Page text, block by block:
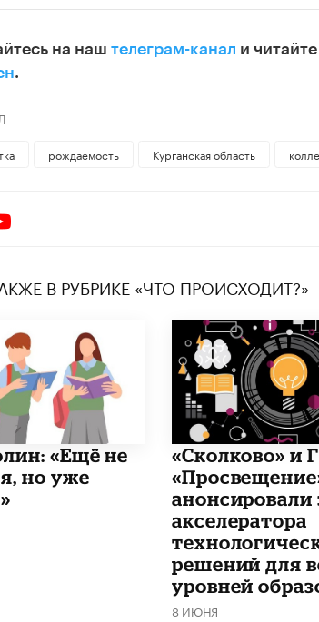
на наш телеграм-канал и
.
рождаемость Курганская область
В РУБРИКЕ «ЧТО ПРОИСХОДИТ?»
«Ещё не
но уже
«Сколково» и
анонсировали
акселератора
решений для
уровней
8 ИЮНЯ